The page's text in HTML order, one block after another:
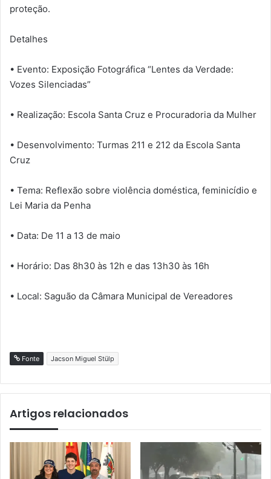
proteção.
Detalhes
• Evento: Exposição Fotográfica “Lentes da Verdade:
Vozes Silenciadas”
• Realização: Escola Santa Cruz e Procuradoria da Mulher
• Desenvolvimento: Turmas 211 e 212 da Escola Santa
Cruz
• Tema: Reflexão sobre violência doméstica, feminicídio e
Lei Maria da Penha
• Data: De 11 a 13 de maio
• Horário: Das 8h30 às 12h e das 13h30 às 16h
• Local: Saguão da Câmara Municipal de Vereadores
Fonte Jacson Miguel Stülp
Artigos relacionados